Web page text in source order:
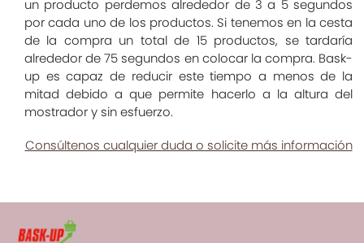
un producto perdemos alrededor de 3 a 5 segundos
por cada uno de los productos. Si tenemos en la cesta
de la compra un total de 15 productos, se tardaría
alrededor de 75 segundos en colocar la compra. Bask-
up es capaz de reducir este tiempo a menos de la
mitad debido a que permite hacerlo a la altura del
mostrador y sin esfuerzo.
Consúltenos cualquier duda o solicite más información